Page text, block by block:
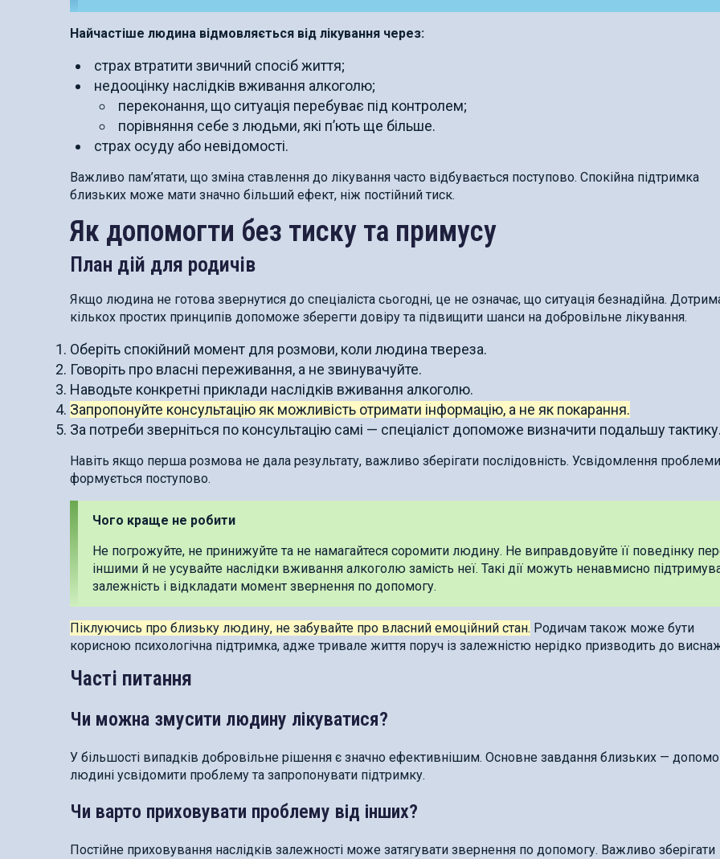
Найчастіше людина відмовляється від лікування через:
страх втратити звичний спосіб життя;
недооцінку наслідків вживання алкоголю;
переконання, що ситуація перебуває під контролем;
порівняння себе з людьми, які п’ють ще більше.
страх осуду або невідомості.
Важливо пам’ятати, що зміна ставлення до лікування часто відбувається поступово. Спокійна підтримка
близьких може мати значно більший ефект, ніж постійний тиск.
Як допомогти без тиску та примусу
План дій для родичів
Якщо людина не готова звернутися до спеціаліста сьогодні, це не означає, що ситуація безнадійна.
кількох простих принципів допоможе зберегти довіру та підвищити шанси на добровільне лікування.
Оберіть спокійний момент для розмови, коли людина твереза.
Говоріть про власні переживання, а не звинувачуйте.
Наводьте конкретні приклади наслідків вживання алкоголю.
Запропонуйте консультацію як можливість отримати інформацію, а не як покарання.
За потреби зверніться по консультацію самі — спеціаліст допоможе визначити подальшу
Навіть якщо перша розмова не дала результату, важливо зберігати послідовність. Усвідомлення
формується поступово.
Чого краще не робити
Не погрожуйте, не принижуйте та не намагайтеся соромити людину. Не виправдовуйте її поведінку
іншими й не усувайте наслідки вживання алкоголю замість неї. Такі дії можуть ненавмисно
залежність і відкладати момент звернення по допомогу.
Піклуючись про близьку людину, не забувайте про власний емоційний стан. Родичам також може бути
корисною психологічна підтримка, адже тривале життя поруч із залежністю нерідко призводить до
Часті питання
Чи можна змусити людину лікуватися?
У більшості випадків добровільне рішення є значно ефективнішим. Основне завдання близьких —
людині усвідомити проблему та запропонувати підтримку.
Чи варто приховувати проблему від інших?
Постійне приховування наслідків залежності може затягувати звернення по допомогу. Важливо зберігати